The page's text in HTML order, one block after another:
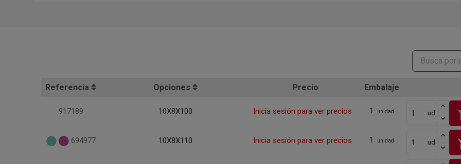
Referencia Opciones Precio Embalaje
917189 10X8X100 Inicia sesión para ver precios 1 unidad ud
694977 10X8X110 Inicia sesión para ver precios 1 unidad ud